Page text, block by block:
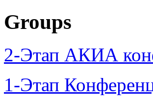
Groups
2-Этап АКИА
1-Этап